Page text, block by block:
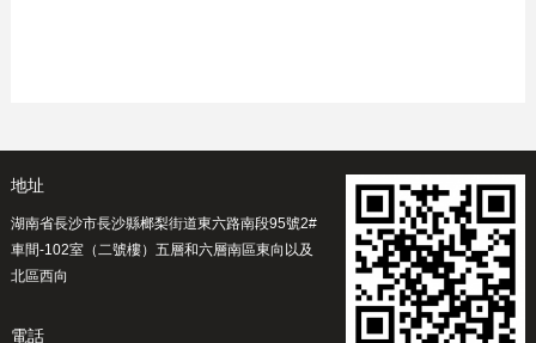
地址
湖南省長沙市長沙縣榔梨街道東六路南段95號2#
車間-102室（二號樓）五層和六層南區東向以及
北區西向
電話